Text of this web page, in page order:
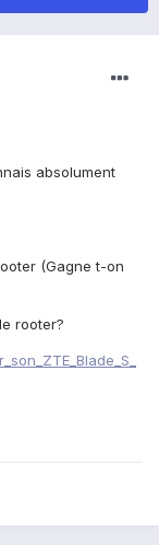
absolument
(Gagne t-on
rooter?